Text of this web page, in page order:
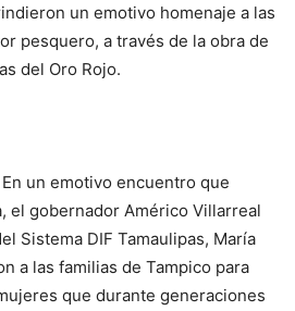
un emotivo homenaje a las
pesquero, a través de la obra de
del Oro Rojo.
un emotivo encuentro que
el gobernador Américo Villarreal
Sistema DIF Tamaulipas, María
a las familias de Tampico para
que durante generaciones